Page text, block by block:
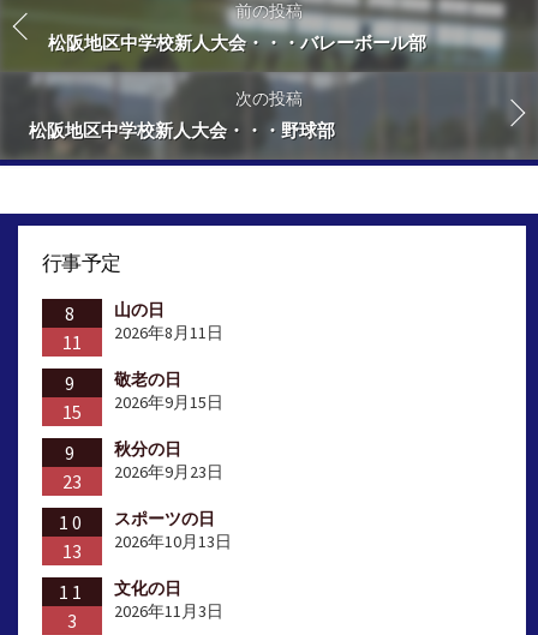
前の投稿
松阪地区中学校新人大会・・・バレーボール部
次の投稿
松阪地区中学校新人大会・・・野球部
行事予定
8
11
山の日
2026年8月11日
9
15
敬老の日
2026年9月15日
9
23
秋分の日
2026年9月23日
10
13
スポーツの日
2026年10月13日
11
3
文化の日
2026年11月3日